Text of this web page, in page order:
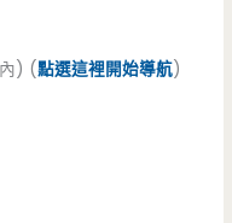
內) (點選這裡開始導航)